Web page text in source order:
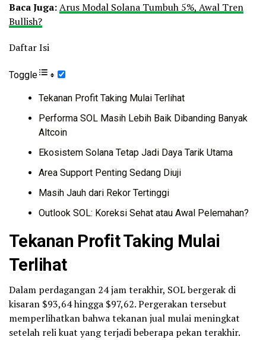
Baca Juga:Arus Modal Solana Tumbuh 5%, Awal Tren
Bullish?
Daftar Isi
Toggle
Tekanan Profit Taking Mulai Terlihat
Performa SOL Masih Lebih Baik Dibanding Banyak
Altcoin
Ekosistem Solana Tetap Jadi Daya Tarik Utama
Area Support Penting Sedang Diuji
Masih Jauh dari Rekor Tertinggi
Outlook SOL: Koreksi Sehat atau Awal Pelemahan?
Tekanan Profit Taking Mulai
Terlihat
Dalam perdagangan 24 jam terakhir, SOL bergerak di
kisaran $93,64 hingga $97,62. Pergerakan tersebut
memperlihatkan bahwa tekanan jual mulai meningkat
setelah reli kuat yang terjadi beberapa pekan terakhir.